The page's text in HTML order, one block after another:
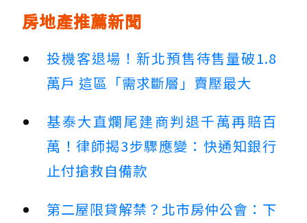
房地產推薦新聞
投機客退場！新北預售待售量破1.8
萬戶 這區「需求斷層」賣壓最大
基泰大直爛尾建商判退千萬再賠百
萬！律師揭3步驟應變：快通知銀行
止付搶救自備款
第二屋限貸解禁？北市房仲公會：下